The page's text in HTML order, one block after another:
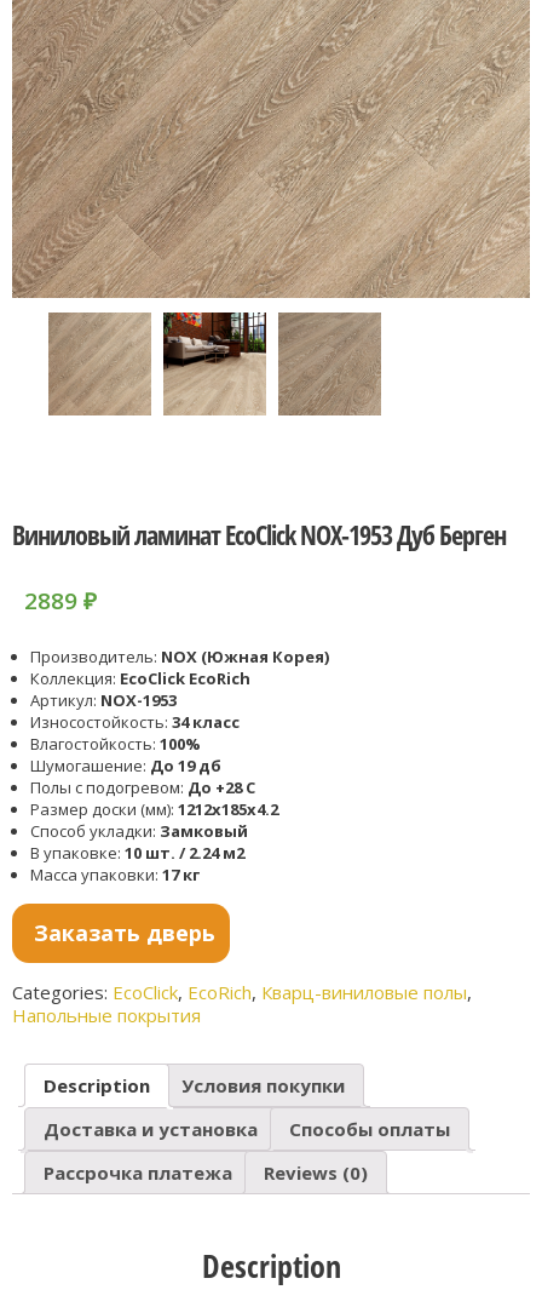
Виниловый ламинат EcoClick NOX-1953 Дуб Берген
2889 ₽
Производитель: NOX (Южная Корея)
Коллекция: EcoClick EcoRich
Артикул: NOX-1953
Износостойкость: 34 класс
Влагостойкость: 100%
Шумогашение: До 19 дб
Полы с подогревом: До +28 С
Размер доски (мм): 1212x185x4.2
Способ укладки: Замковый
В упаковке: 10 шт. / 2.24 м2
Масса упаковки: 17 кг
Заказать дверь
Categories: EcoClick, EcoRich, Кварц-виниловые полы,
Напольные покрытия
Description
Условия покупки
Доставка и установка
Способы оплаты
Рассрочка платежа
Reviews (0)
Description